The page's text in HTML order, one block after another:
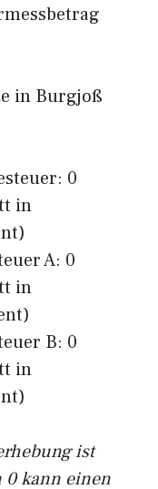
in Burgjoß
0
in
A: 0
in
B: 0
in
ist
0 kann einen